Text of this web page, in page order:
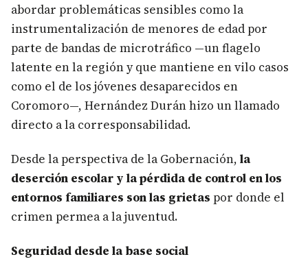
abordar problemáticas sensibles como la
instrumentalización de menores de edad por
parte de bandas de microtráfico —un flagelo
latente en la región y que mantiene en vilo casos
como el de los jóvenes desaparecidos en
Coromoro—, Hernández Durán hizo un llamado
directo a la corresponsabilidad.
Desde la perspectiva de la Gobernación, la
deserción escolar y la pérdida de control en los
entornos familiares son las grietas por donde el
crimen permea a la juventud.
Seguridad desde la base social